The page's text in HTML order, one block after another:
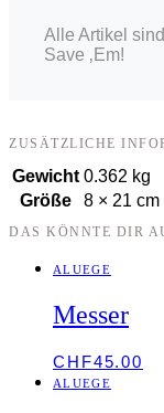
Alle Artikel
Save ‚Em!
ZUSÄTZLICHE
Gewicht 0.362 kg
Größe
8 × 21 cm
DAS KÖNNTE DIR
ALUEGE
Messer
CHF45.00
ALUEGE